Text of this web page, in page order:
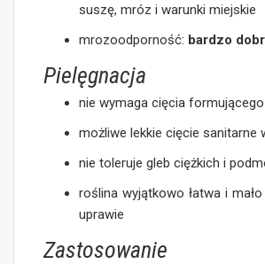
suszę, mróz i warunki miejskie
mrozoodporność: bardzo
Pielęgnacja
nie wymaga cięcia formującego
możliwe lekkie cięcie sanitarne
nie toleruje gleb ciężkich i
roślina wyjątkowo łatwa i
uprawie
Zastosowanie